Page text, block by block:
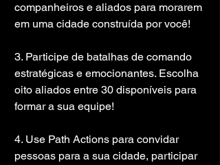
companheiros e aliados para morarem
em uma cidade construída por você!
3. Participe de batalhas de comando
estratégicas e emocionantes. Escolha
oito aliados entre 30 disponíveis para
formar a sua equipe!
4. Use Path Actions para convidar
pessoas para a sua cidade, participar